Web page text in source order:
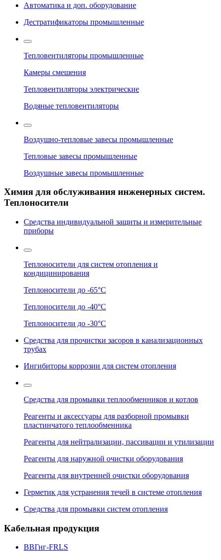
Автоматика и доп. оборудование
Дестратификаторы промышленные
Тепловентиляторы промышленные
Камеры смешения
Тепловентиляторы электрические
Водяные тепловентиляторы
Воздушно-тепловые завесы промышленные
Тепловые завесы промышленные
Воздушные завесы промышленные
Химия для обслуживания инженерных систем.
Теплоносители
Средства индивидуальной защиты и измерительные
приборы
Теплоносители для систем отопления и
кондицинирования
Теплоносители до -65°C
Теплоносители до -40°C
Теплоносители до -30°C
Средства для прочистки засоров в канализационных
трубах
Ингибиторы коррозии для систем отопления
Средства для промывки теплообменников и котлов
Реагенты и аксессуары для разборной промывки
пластинчатого теплообменника
Реагенты для нейтрализации, пассивации и утилизации
Реагенты для наружной очистки оборудования
Реагенты для внутренней очистки оборудования
Герметик для устранения течей в системе отопления
Средства для промывки систем отопления
Кабельная продукция
ВВГнг-FRLS